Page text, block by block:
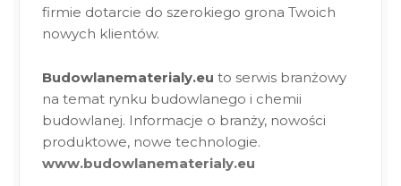
firmie dotarcie do szerokiego grona Twoich
nowych klientów.
Budowlanematerialy.eu to serwis branżowy
na temat rynku budowlanego i chemii
budowlanej. Informacje o branży, nowości
produktowe, nowe technologie.
www.budowlanematerialy.eu